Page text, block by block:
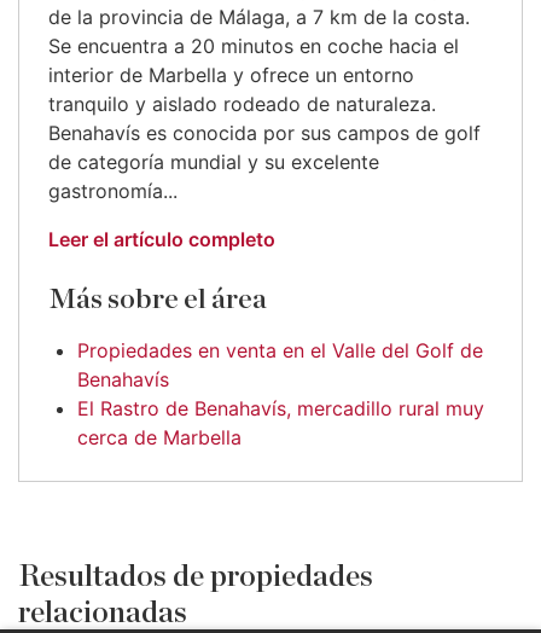
de la provincia de Málaga, a 7 km de la costa.
Se encuentra a 20 minutos en coche hacia el
interior de Marbella y ofrece un entorno
tranquilo y aislado rodeado de naturaleza.
Benahavís es conocida por sus campos de golf
de categoría mundial y su excelente
gastronomía...
Leer el artículo completo
Más sobre el área
Propiedades en venta en el Valle del Golf de
Benahavís
El Rastro de Benahavís, mercadillo rural muy
cerca de Marbella
Resultados de propiedades
relacionadas